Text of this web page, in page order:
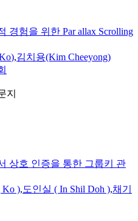
경험을 위한 Par allax Scrolling
),김치용(Kim Cheeyong)
지
상호 인증을 통한 그룹키 관
Ko ),도인실 ( In Shil Doh ),채기